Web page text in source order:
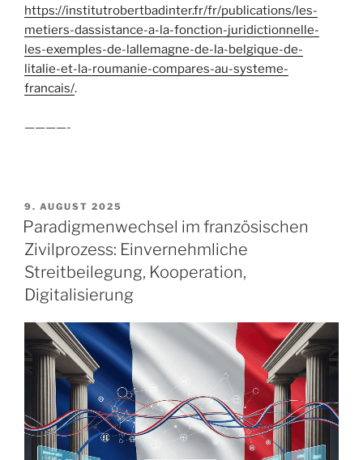
https://institutrobertbadinter.fr/fr/publications/les-
metiers-dassistance-a-la-fonction-juridictionnelle-
les-exemples-de-lallemagne-de-la-belgique-de-
litalie-et-la-roumanie-compares-au-systeme-
francais/.
————-
VERÖFFENTLICHT
AM
9. AUGUST 2025
Paradigmenwechsel im französischen
Zivilprozess: Einvernehmliche
Streitbeilegung, Kooperation,
Digitalisierung